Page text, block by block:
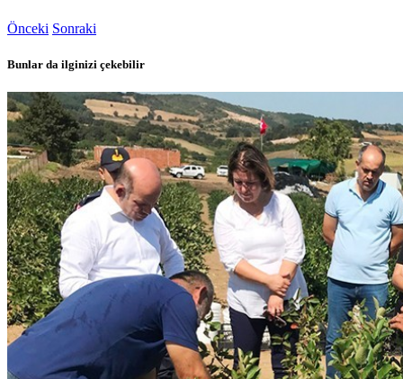
Önceki Sonraki
Bunlar da ilginizi çekebilir